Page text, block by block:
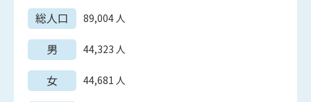
総人口 89,004人
男 44,323 人
女 44,681 人